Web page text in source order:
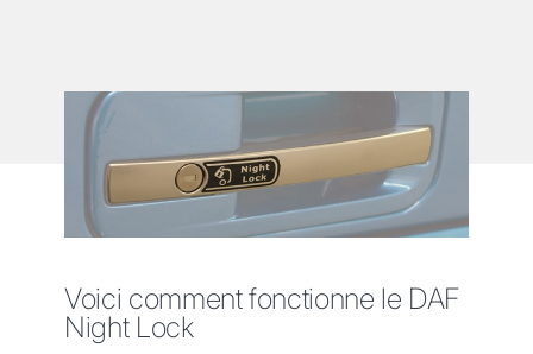
Voici comment fonctionne le DAF
Night Lock